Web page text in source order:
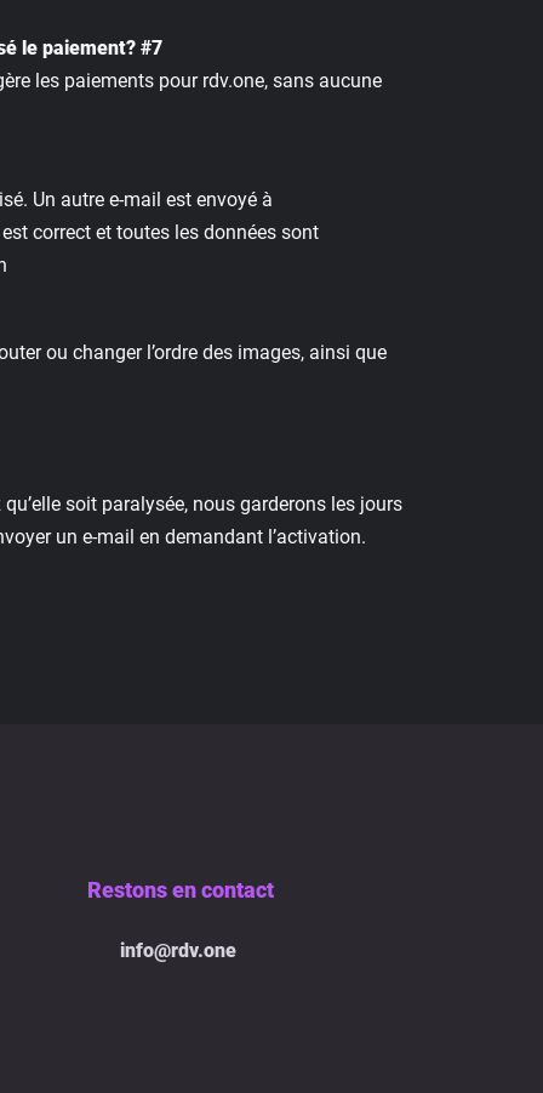
le paiement? #7
les paiements pour rdv.one, sans aucune
Un autre e-mail est envoyé à
correct et toutes les données sont
ou changer l’ordre des images, ainsi que
soit paralysée, nous garderons les jours
un e-mail en demandant l’activation.
Restons en contact
info@rdv.one